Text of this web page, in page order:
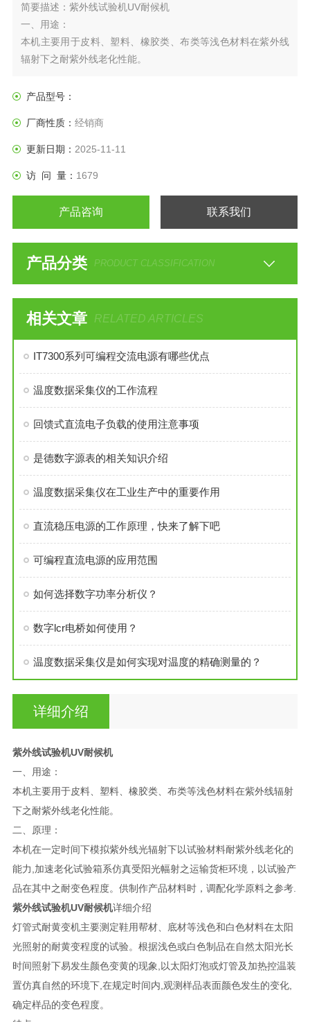
简要描述： 紫外线试验机UV耐候机
一、用途：
本机主要用于皮料、塑料、橡胶类、布类等浅色材料在紫外线
辐射下之耐紫外线老化性能。
本机在一定时间下模拟紫外线光辐射下以试验材料耐紫外线老
以试验产品在其中之耐变色程度。供制作产品材料时，调配化
学原料之参考.
产品型号：
厂商性质： 经销商
更新日期： 2025-11-11
访 问 量： 1679
产品咨询 联系我们
产品分类 PRODUCT CLASSIFICATION
相关文章 RELATED ARTICLES
IT7300系列可编程交流电源有哪些优点
温度数据采集仪的工作流程
回馈式直流电子负载的使用注意事项
是德数字源表的相关知识介绍
温度数据采集仪在工业生产中的重要作用
直流稳压电源的工作原理，快来了解下吧
可编程直流电源的应用范围
如何选择数字功率分析仪？
数字lcr电桥如何使用？
温度数据采集仪是如何实现对温度的精确测量的？
详细介绍
紫外线试验机UV耐候机
一、用途：
本机主要用于皮料、塑料、橡胶类、布类等浅色材料在紫外线辐射
下之耐紫外线老化性能。
二、原理：
本机在一定时间下模拟紫外线光辐射下以试验材料耐紫外线老化的
能力,加速老化试验箱系仿真受阳光幅射之运输货柜环境，以试验产
品在其中之耐变色程度。供制作产品材料时，调配化学原料之参考.
紫外线试验机UV耐候机详细介绍
灯管式耐黄变机主要测定鞋用帮材、底材等浅色和白色材料在太阳
光照射的耐黄变程度的试验。根据浅色或白色制品在自然太阳光长
时间照射下易发生颜色变黄的现象,以太阳灯泡或灯管及加热控温装
置仿真自然的环境下,在规定时间内,观测样品表面颜色发生的变化,
确定样品的变色程度。